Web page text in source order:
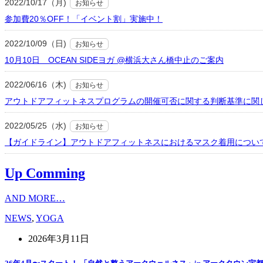
2022/10/17（月) お知らせ
参加費20％OFF！「イベント割」実施中！
2022/10/09（日) お知らせ
10月10日 OCEAN SIDEヨガ @横浜大さん橋中止のご案内
2022/06/16（木) お知らせ
アウトドアフィットネスプログラムの開催可否に関する判断基準に関
2022/05/25（水) お知らせ
【ガイドライン】アウトドアフィットネスにおけるマスク着用につい
Up Comming
AND MORE…
NEWS, YOGA
2026年3月11日